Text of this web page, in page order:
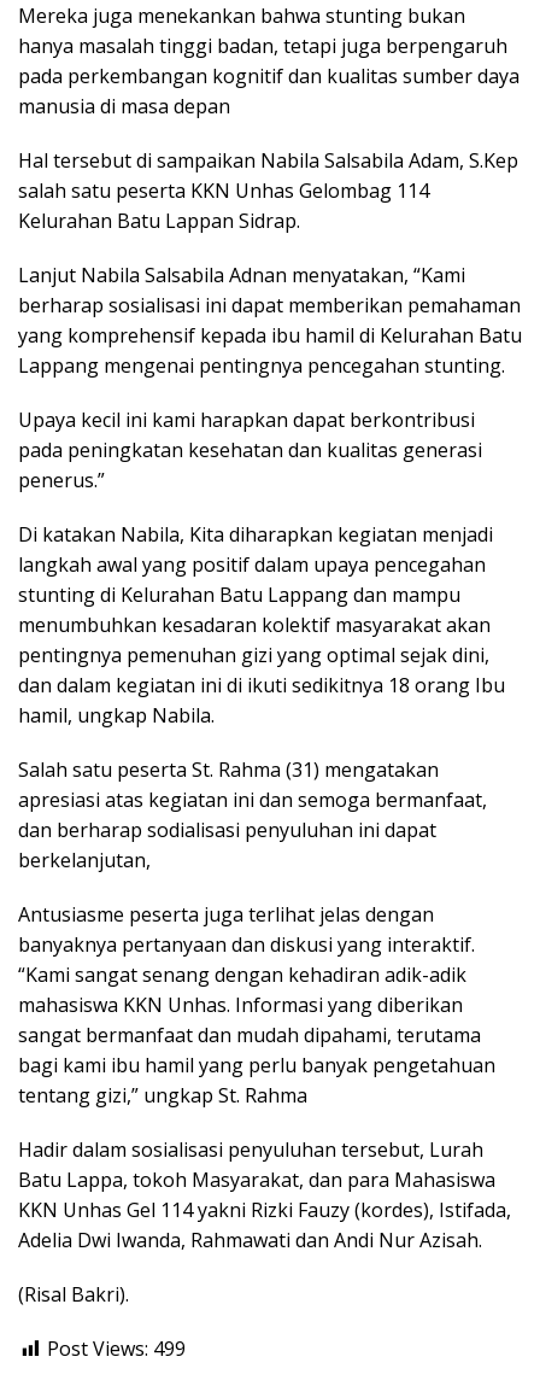
Mereka juga menekankan bahwa stunting bukan
hanya masalah tinggi badan, tetapi juga berpengaruh
pada perkembangan kognitif dan kualitas sumber daya
manusia di masa depan
Hal tersebut di sampaikan Nabila Salsabila Adam, S.Kep
salah satu peserta KKN Unhas Gelombag 114
Kelurahan Batu Lappan Sidrap.
Lanjut Nabila Salsabila Adnan menyatakan, “Kami
berharap sosialisasi ini dapat memberikan pemahaman
yang komprehensif kepada ibu hamil di Kelurahan Batu
Lappang mengenai pentingnya pencegahan stunting.
Upaya kecil ini kami harapkan dapat berkontribusi
pada peningkatan kesehatan dan kualitas generasi
penerus.”
Di katakan Nabila, Kita diharapkan kegiatan menjadi
langkah awal yang positif dalam upaya pencegahan
stunting di Kelurahan Batu Lappang dan mampu
menumbuhkan kesadaran kolektif masyarakat akan
pentingnya pemenuhan gizi yang optimal sejak dini,
dan dalam kegiatan ini di ikuti sedikitnya 18 orang Ibu
hamil, ungkap Nabila.
Salah satu peserta St. Rahma (31) mengatakan
apresiasi atas kegiatan ini dan semoga bermanfaat,
dan berharap sodialisasi penyuluhan ini dapat
berkelanjutan,
Antusiasme peserta juga terlihat jelas dengan
banyaknya pertanyaan dan diskusi yang interaktif.
“Kami sangat senang dengan kehadiran adik-adik
mahasiswa KKN Unhas. Informasi yang diberikan
sangat bermanfaat dan mudah dipahami, terutama
bagi kami ibu hamil yang perlu banyak pengetahuan
tentang gizi,” ungkap St. Rahma
Hadir dalam sosialisasi penyuluhan tersebut, Lurah
Batu Lappa, tokoh Masyarakat, dan para Mahasiswa
KKN Unhas Gel 114 yakni Rizki Fauzy (kordes), Istifada,
Adelia Dwi Iwanda, Rahmawati dan Andi Nur Azisah.
(Risal Bakri).
Post Views: 499